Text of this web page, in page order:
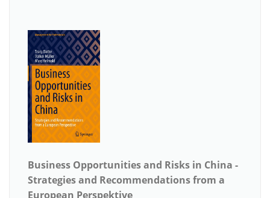
Business Opportunities and Risks in China -
Strategies and Recommendations from a
European Perspektive